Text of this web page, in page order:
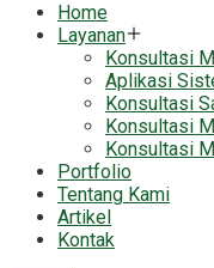
Home
Layanan
Konsultasi
Aplikasi
Konsultasi
Konsultasi
Konsultasi
Portfolio
Tentang Kami
Artikel
Kontak